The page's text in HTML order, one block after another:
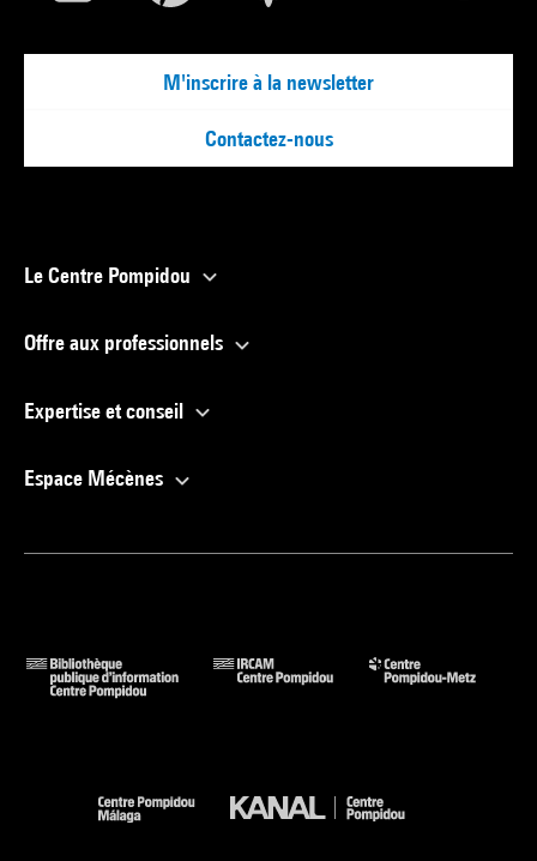
M'inscrire à la newsletter
Contactez-nous
Le Centre Pompidou
Offre aux professionnels
Expertise et conseil
Espace Mécènes